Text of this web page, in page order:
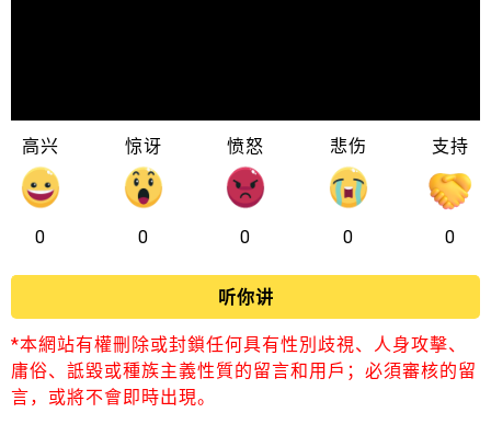
高兴
0
惊讶
0
愤怒
0
悲伤
0
支持
0
听你讲
*本網站有權刪除或封鎖任何具有性別歧視、人身攻擊、
庸俗、詆毀或種族主義性質的留言和用戶；必須審核的留
言，或將不會即時出現。